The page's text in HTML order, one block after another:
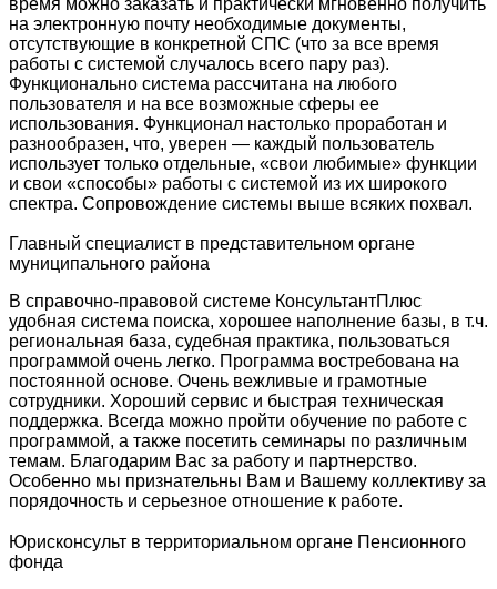
на электронную почту необходимые документы,
отсутствующие в конкретной СПС (что за все время
работы с системой случалось всего пару раз).
Функционально система рассчитана на любого
пользователя и на все возможные сферы ее
использования. Функционал настолько проработан и
разнообразен, что, уверен — каждый пользователь
использует только отдельные, «свои любимые» функции
и свои «способы» работы с системой из их широкого
спектра. Сопровождение системы выше всяких похвал.
Главный специалист в представительном органе
муниципального района
В справочно-правовой системе КонсультантПлюс
удобная система поиска, хорошее наполнение базы, в т.ч.
региональная база, судебная практика, пользоваться
программой очень легко. Программа востребована на
постоянной основе. Очень вежливые и грамотные
сотрудники. Хороший сервис и быстрая техническая
поддержка. Всегда можно пройти обучение по работе с
программой, а также посетить семинары по различным
темам. Благодарим Вас за работу и партнерство.
Особенно мы признательны Вам и Вашему коллективу за
порядочность и серьезное отношение к работе.
Юрисконсульт в территориальном органе Пенсионного
фонда